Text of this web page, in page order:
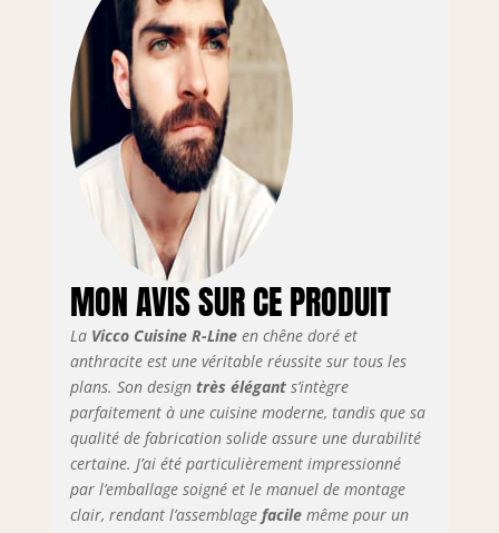
cuisine single avec
3 meubles bas et 3
meubles hauts
dispose d’étagères
ouvertes et offre un
espace de
rangement
fonctionnel. Les
pieds réglables en
hauteur assurent
un confort
DIMENSIONS : Le
bloc cuisine a une
largeur de 160 cm.
Les meubles bas
ont une profondeur
de 46 cm. Toutes les
dimensions
détaillées sont
indiquées sur les
photos. La
profondeur du plan
MON AVIS SUR CE PRODUIT
La Vicco Cuisine R-Lineen chêne doré et
anthracite est une véritable réussite sur tous les
plans. Son design très élégants’intègre
parfaitement à une cuisine moderne, tandis que sa
qualité de fabrication solide assure une durabilité
certaine. J’ai été particulièrement impressionné
par l’emballage soigné et le manuel de montage
clair, rendant l’assemblage facilemême pour un